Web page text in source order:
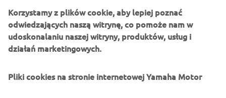
oraz sprzęgło antyhoppingowe, które utrudnia
zablokowanie tylnego koła podczas redukcji biegów.
Zacznij oszczędzać już dziś
Zbiornik paliwa o pojemności 10 litrów i spalanie rzędu
Korzystamy z plików cookie, aby lepiej poznać
odwiedzających naszą witrynę, co pomoże nam w
udoskonalaniu naszej witryny, produktów, usług i
działań marketingowych.
Pliki cookies na stronie internetowej Yamaha Motor